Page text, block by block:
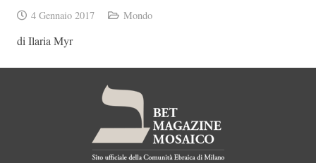
4 Gennaio 2017 Mondo
di Ilaria Myr